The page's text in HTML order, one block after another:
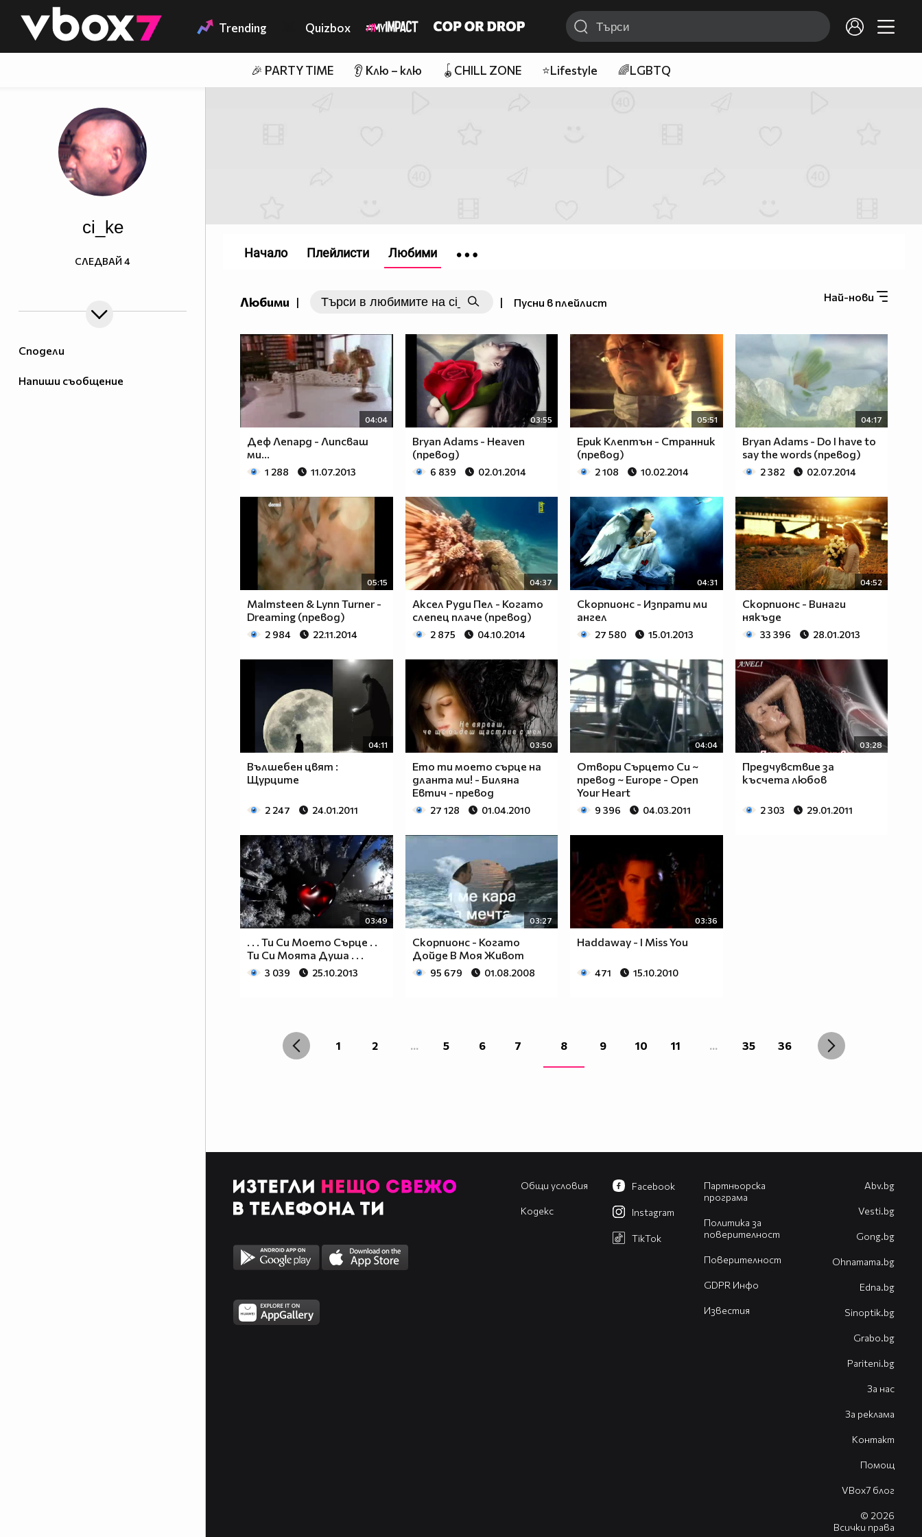
👾 Trending Quizbox
🎉 PARTY TIME 👂 Клю – клю 🪀CHILL ZONE ⭐Lifestyle 🌈LGBTQ
Сподели
Напиши съобщение
ci_ke
СЛЕДВАЙ 4
Любими | | Пусни в плейлист Най-нови
04:04
Деф Лепард - Липсваш
ми...
1 288 11.07.2013
03:55
Bryan Adams - Heaven
(превод)
6 839 02.01.2014
05:51
Ерик Клептън - Странник
(превод)
2 108 10.02.2014
04:17
Bryan Adams - Do I have to
say the words (превод)
2 382 02.07.2014
05:15
Malmsteen & Lynn Turner -
Dreaming (превод)
2 984 22.11.2014
04:37
Аксел Руди Пел - Когато
слепец плаче (превод)
2 875 04.10.2014
04:31
Скорпионс - Изпрати ми
ангел
27 580 15.01.2013
04:52
Скорпионс - Винаги
някъде
33 396 28.01.2013
04:11
Вълшебен цвят :
Щурците
2 247 24.01.2011
03:50
Ето ти моето сърце на
дланта ми! - Биляна
Евтич - превод
27 128 01.04.2010
04:04
Отвори Сърцето Си ~
превод ~ Europe - Open
Your Heart
9 396 04.03.2011
03:28
Предчувствие за
късчета любов
2 303 29.01.2011
03:49
. . . Ти Си Моето Сърце . .
Ти Си Моята Душа . . .
3 039 25.10.2013
03:27
Скорпионс - Когато
Дойде В Моя Живот
95 679 01.08.2008
03:36
Haddaway - I Miss You
471 15.10.2010
1 2 ... 5 6 7 8 9 10 11 ... 35 36
Начало Плейлисти Любими
Общи условия
Кодекс
Партньорска
програма
Политика за
поверителност
Поверителност
GDPR Инфо
Известия
Facebook
Instagram
TikTok
Abv.bg
Vesti.bg
Gong.bg
Оhnamama.bg
Edna.bg
Sinoptik.bg
Grabo.bg
Pariteni.bg
За нас
За реклама
Контакт
Помощ
VBox7 блог
© 2026
Всички права